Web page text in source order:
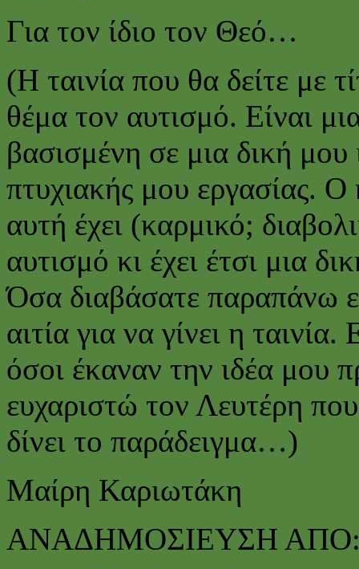
Για τον ίδιο τον Θεό…
(Η ταινία που θα δείτε με
θέμα τον αυτισμό. Είναι
βασισμένη σε μια δική μου
πτυχιακής μου εργασίας.
αυτή έχει (καρμικό;
αυτισμό κι έχει έτσι μια
Όσα διαβάσατε παραπάνω
αιτία για να γίνει η
όσοι έκαναν την ιδέα μου
ευχαριστώ τον Λευτέρη που
δίνει το παράδειγμα…)
Μαίρη Καριωτάκη
ΑΝΑΔΗΜΟΣΙΕΥΣΗ